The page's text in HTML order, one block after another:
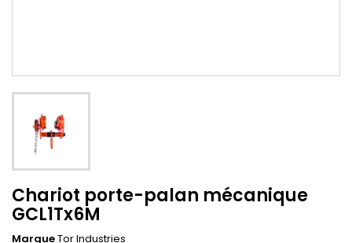
Chariot porte-palan mécanique
GCL1Tx6M
MarqueTor Industries